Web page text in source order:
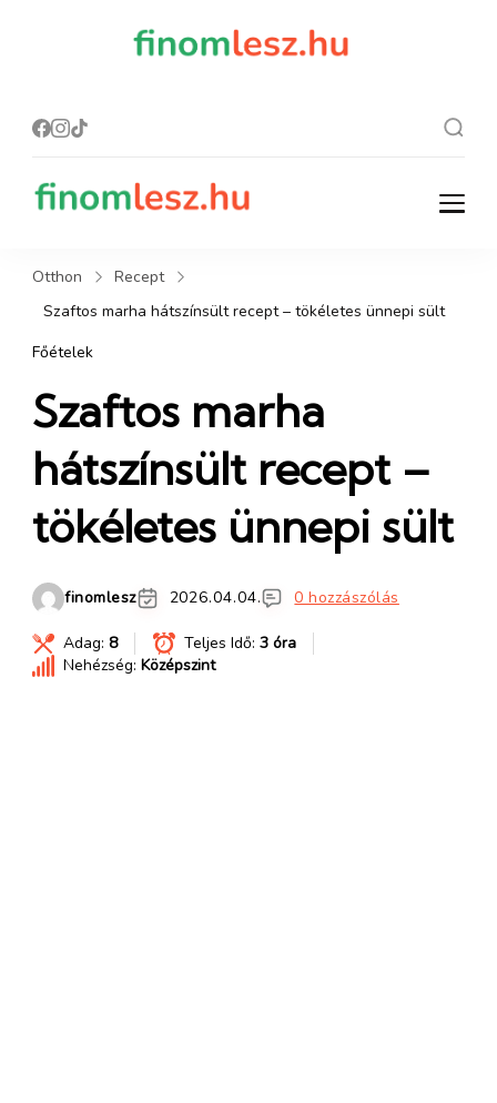
finomlesz.hu
Recept, ami finom lesz.
Otthon
Recept
Szaftos marha hátszínsült recept – tökéletes ünnepi sült
Főételek
Szaftos marha
hátszínsült recept –
tökéletes ünnepi sült
finomlesz 2026.04.04. 0 hozzászólás
Adag: 8 Teljes Idő: 3 óra
Nehézség: Középszint